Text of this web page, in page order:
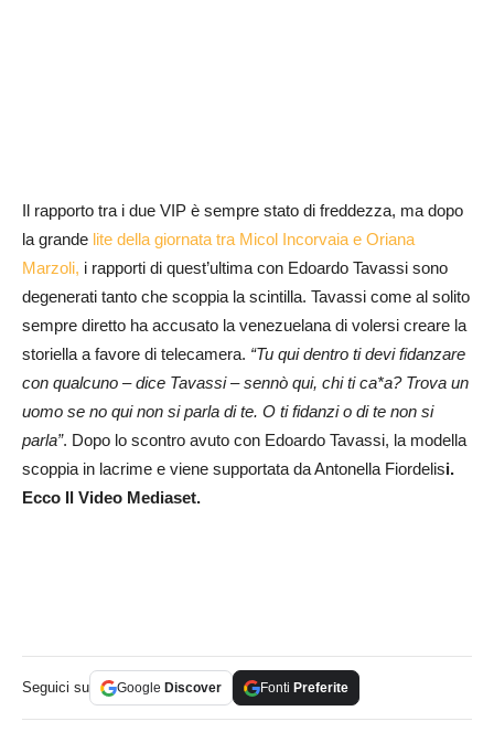
Il rapporto tra i due VIP è sempre stato di freddezza, ma dopo
la grande lite della giornata tra Micol Incorvaia e Oriana
Marzoli, i rapporti di quest’ultima con Edoardo Tavassi sono
degenerati tanto che scoppia la scintilla. Tavassi come al solito
sempre diretto ha accusato la venezuelana di volersi creare la
storiella a favore di telecamera. “Tu qui dentro ti devi fidanzare
con qualcuno – dice Tavassi – sennò qui, chi ti ca*a? Trova un
uomo se no qui non si parla di te. O ti fidanzi o di te non si
parla”. Dopo lo scontro avuto con Edoardo Tavassi, la modella
scoppia in lacrime e viene supportata da Antonella Fiordelisi.
Ecco Il Video Mediaset.
Seguici su Google Discover Fonti Preferite